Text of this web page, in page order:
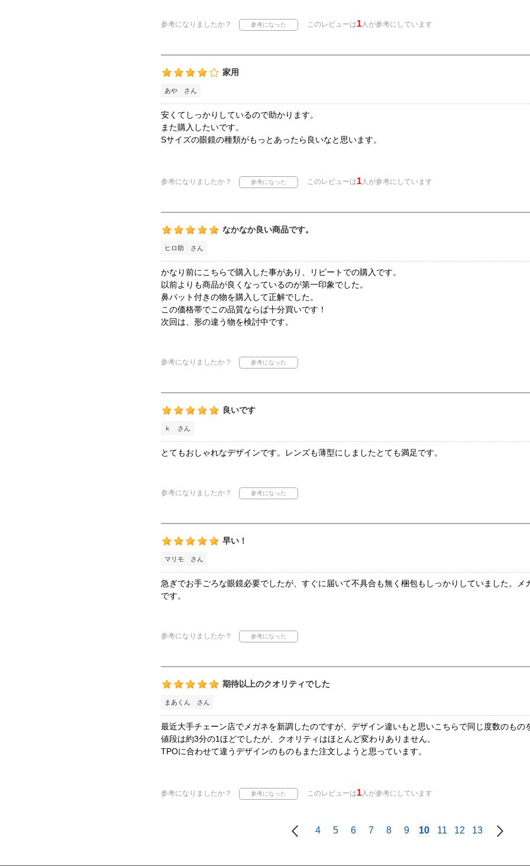
参考になりましたか？ このレビューは1人が参考にしています
家用
あや さん
安くてしっかりしているので助かります。
また購入したいです。
Sサイズの眼鏡の種類がもっとあったら良いなと思います。
参考になりましたか？ このレビューは1人が参考にしています
なかなか良い商品です。
ヒロ助 さん
かなり前にこちらで購入した事があり、リピートでの購入です。
以前よりも商品が良くなっているのが第一印象でした。
鼻パット付きの物を購入して正解でした。
この価格帯でこの品質ならば十分買いです！
次回は、形の違う物を検討中です。
参考になりましたか？
良いです
ｋ さん
とてもおしゃれなデザインです。レンズも薄型にしましたとても満足です。
参考になりましたか？
早い！
マリモ さん
急ぎでお手ごろな眼鏡必要でしたが、すぐに届いて不具合も無く梱包もしっかりしていました。メ
です。
参考になりましたか？
期待以上のクオリティでした
まあくん さん
最近大手チェーン店でメガネを新調したのですが、デザイン違いもと思いこちらで同じ度数のもの
値段は約3分の1ほどでしたが、クオリティはほとんど変わりありません。
TPOに合わせて違うデザインのものもまた注文しようと思っています。
参考になりましたか？ このレビューは1人が参考にしています
4 5 6 7 8 9 10 11 12 13